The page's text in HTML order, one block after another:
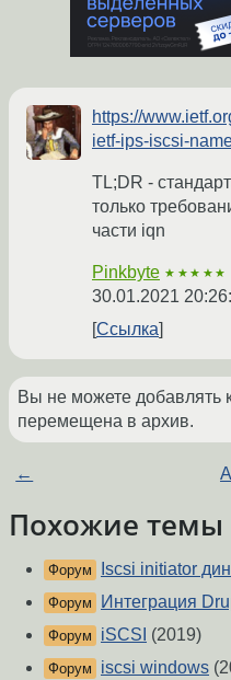
https://
ietf-ips-iscsi-
TL;DR -
только
части iqn
Pinkbyte ★★★★★
30.01.2021
Ссылка
Вы не можете добавлять
перемещена в архив.
←
Похожие темы
Форум Iscsi initiator
Форум Интеграция
Форум iSCSI (2019)
Форум iscsi windows